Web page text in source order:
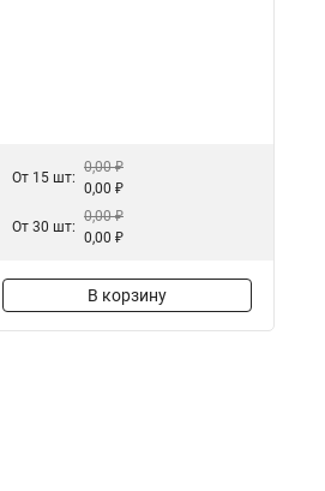
От 15 шт:
0,00 ₽
0,00 ₽
От 30 шт:
0,00 ₽
0,00 ₽
В корзину